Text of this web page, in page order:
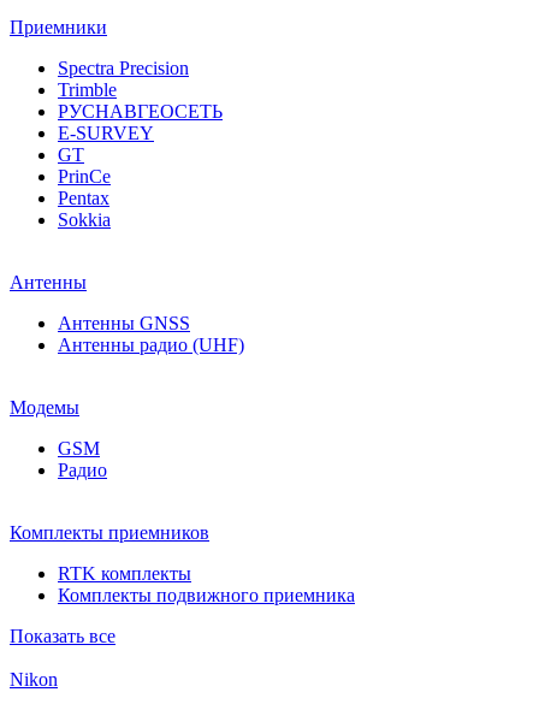
Приемники
Spectra Precision
Trimble
РУСНАВГЕОСЕТЬ
E-SURVEY
GT
PrinCe
Pentax
Sokkia
Антенны
Антенны GNSS
Антенны радио (UHF)
Модемы
GSM
Радио
Комплекты приемников
RTK комплекты
Комплекты подвижного приемника
Показать все
Nikon